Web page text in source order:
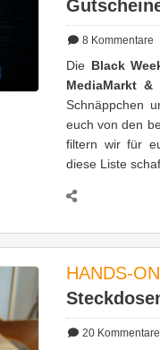
8 Kommentare
Die Black
MediaMarkt &
Schnäppchen
euch von den
filtern wir für
diese Liste
HANDS-ON
20 Kommentare